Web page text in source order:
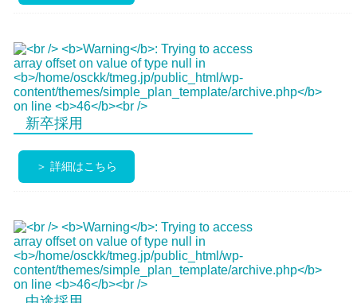
新卒採用
＞ 詳細はこちら